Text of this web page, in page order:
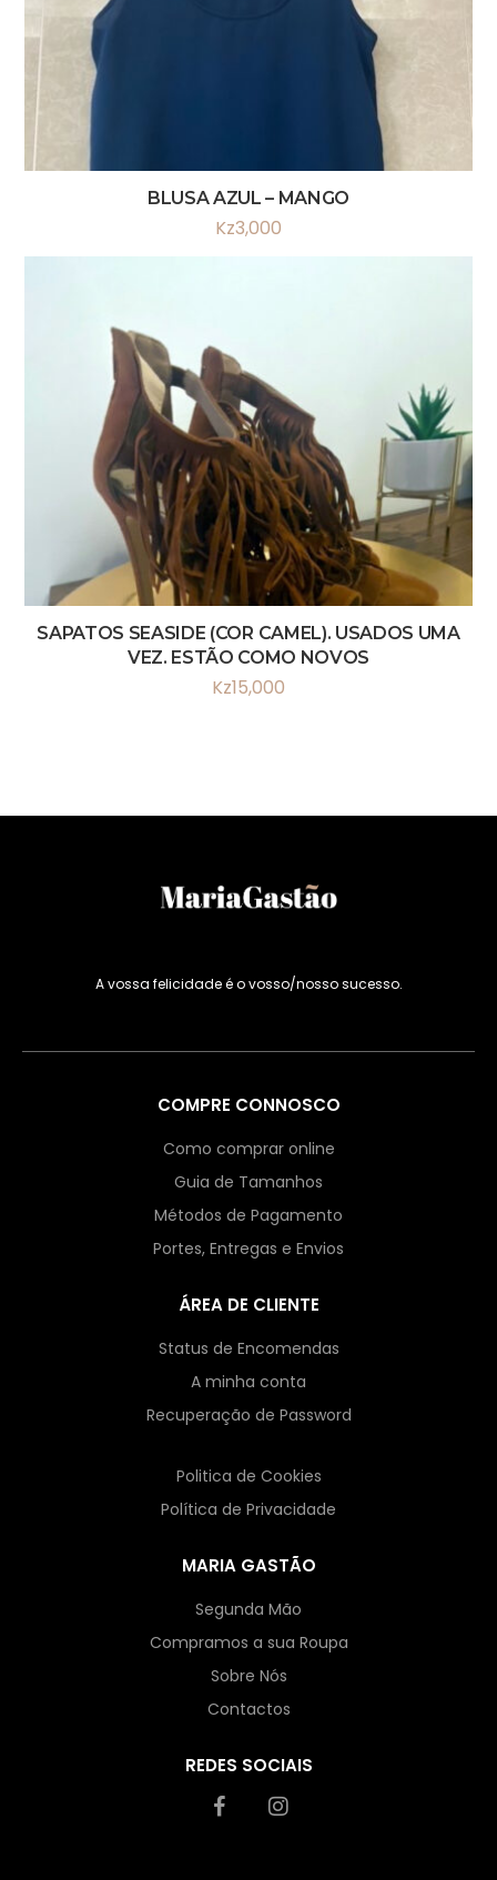
BLUSA AZUL – MANGO
Kz3,000
SAPATOS SEASIDE (COR CAMEL). USADOS UMA
VEZ. ESTÃO COMO NOVOS
Kz15,000
A vossa felicidade é o vosso/nosso sucesso.
COMPRE CONNOSCO
Como comprar online
Guia de Tamanhos
Métodos de Pagamento
Portes, Entregas e Envios
ÁREA DE CLIENTE
Status de Encomendas
A minha conta
Recuperação de Password
Politica de Cookies
Política de Privacidade
MARIA GASTÃO
Segunda Mão
Compramos a sua Roupa
Sobre Nós
Contactos
REDES SOCIAIS